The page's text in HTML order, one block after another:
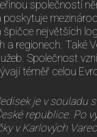
společností
největších
regionech. Také
Společnost
téměř celou
je v souladu
republice. Po
v Karlových